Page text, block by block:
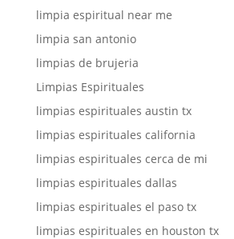
limpia espiritual near me
limpia san antonio
limpias de brujeria
Limpias Espirituales
limpias espirituales austin tx
limpias espirituales california
limpias espirituales cerca de mi
limpias espirituales dallas
limpias espirituales el paso tx
limpias espirituales en houston tx